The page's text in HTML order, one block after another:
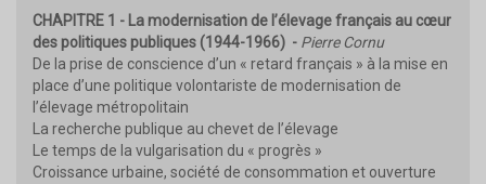
CHAPITRE 1 - La modernisation de l’élevage français au cœur
des politiques publiques (1944-1966) - Pierre Cornu
De la prise de conscience d’un « retard français » à la mise en
place d’une politique volontariste de modernisation de
l’élevage métropolitain
La recherche publique au chevet de l’élevage
Le temps de la vulgarisation du « progrès »
Croissance urbaine, société de consommation et ouverture